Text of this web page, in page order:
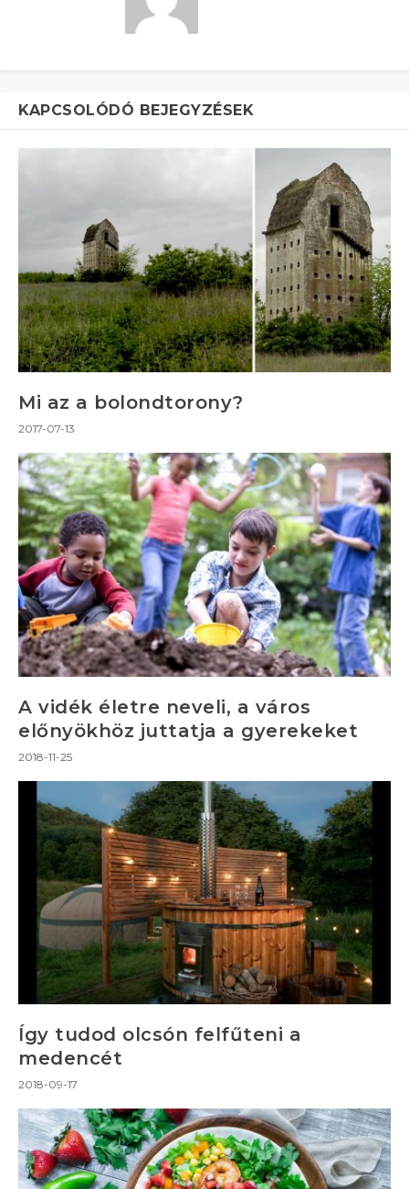
KAPCSOLÓDÓ BEJEGYZÉSEK
Mi az a bolondtorony?
2017-07-13
A vidék életre neveli, a város
előnyökhöz juttatja a gyerekeket
2018-11-25
Így tudod olcsón felfűteni a
medencét
2018-09-17